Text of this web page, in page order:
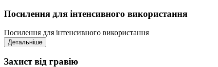
Посилення для інтенсивного використання
Посилення для інтенсивного використання
Детальніше
Захист від гравію